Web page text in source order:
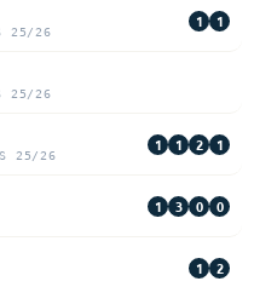
25/26
1 1
25/26
25/26
1 1 2 1
1 3 0 0
1 2